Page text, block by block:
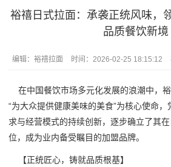
裕禧日式拉面：承袭正统风味，
品质餐饮新境
编辑：裕禧拉面 时间：2026-02-25 18:15:12
在中国餐饮市场多元化发展的浪潮中，
“为大众提供健康美味的美食”为核心使命
求与经营模式的持续创新，逐步确立了其
位，成为业内备受瞩目的加盟品牌。
【正统匠心，铸就品质根基】